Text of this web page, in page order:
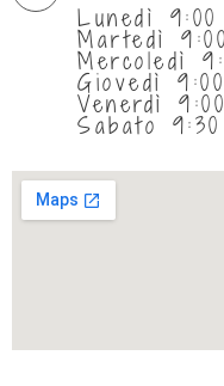
Lunedì
Martedì
Mercoledì
Giovedì
Venerdì
Sabato